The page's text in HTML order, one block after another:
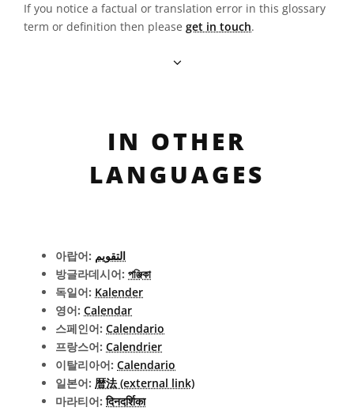
If you notice a factual or translation error in this glossary
term or definition then please get in touch.
IN OTHER
LANGUAGES
아랍어: التقويم
방글라데시어: পঞ্জিকা
독일어: Kalender
영어: Calendar
스페인어: Calendario
프랑스어: Calendrier
이탈리아어: Calendario
일본어: 暦法 (external link)
마라티어:दिनदर्शिका